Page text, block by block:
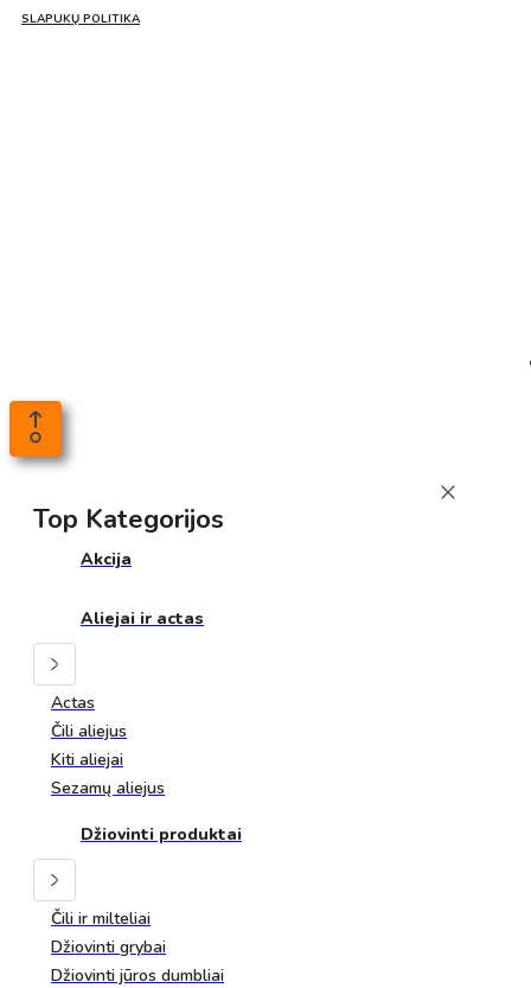
SLAPUKŲ POLITIKA
Top Kategorijos
Akcija
Aliejai ir actas
Actas
Čili aliejus
Kiti aliejai
Sezamų aliejus
Džiovinti produktai
Čili ir milteliai
Džiovinti grybai
Džiovinti jūros dumbliai